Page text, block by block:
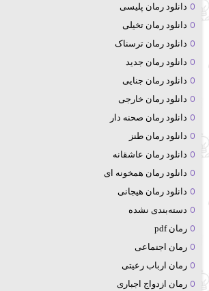
دانلود رمان پلیسی
دانلود رمان تخیلی
دانلود رمان ترسناک
دانلود رمان جدید
دانلود رمان جنایی
دانلود رمان خارجی
دانلود رمان صحنه دار
دانلود رمان طنز
دانلود رمان عاشقانه
دانلود رمان همخونه ای
دانلود رمان هیجانی
دسته‌بندی نشده
رمان pdf
رمان اجتماعی
رمان ارباب رعیتی
رمان ازدواج اجباری